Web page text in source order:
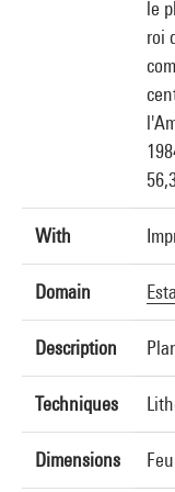
le
roi
With
Domain
Description
Techniques
Dimensions